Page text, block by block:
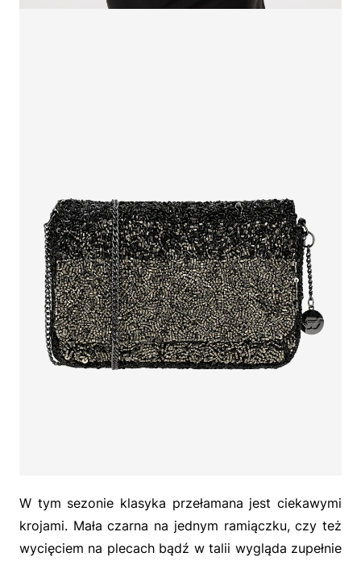
W tym sezonie klasyka przełamana jest ciekawymi
krojami. Mała czarna na jednym ramiączku, czy też
wycięciem na plecach bądź w talii wygląda zupełnie